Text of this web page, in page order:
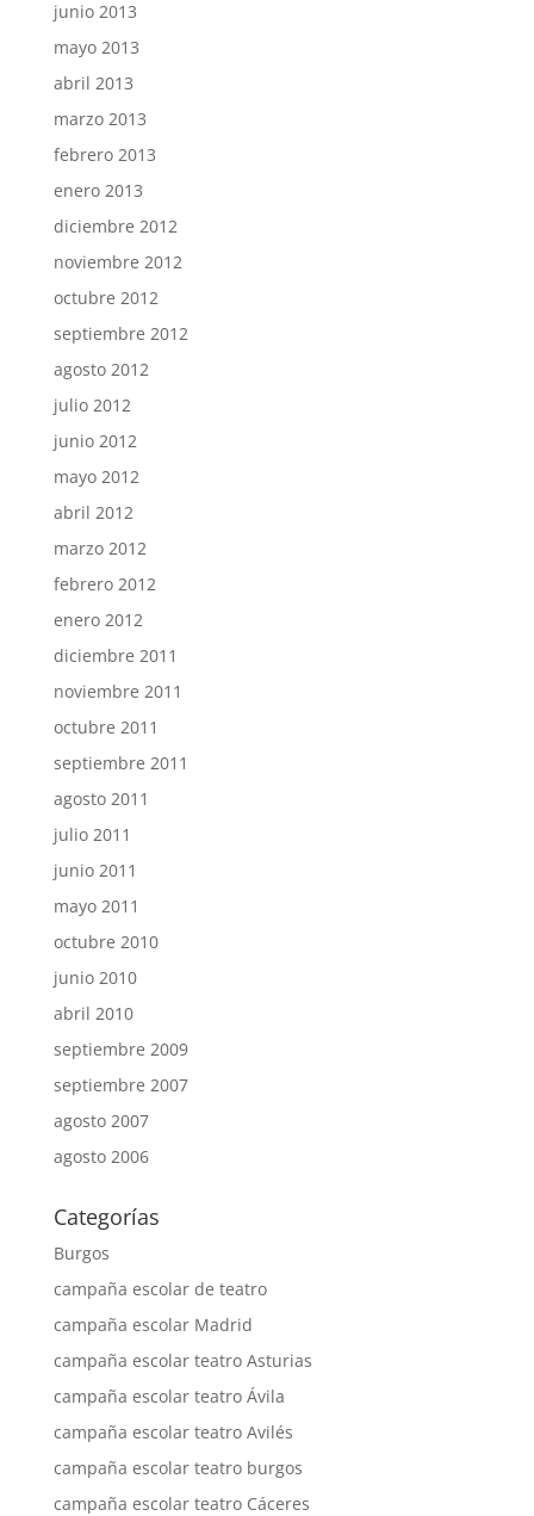
junio 2013
mayo 2013
abril 2013
marzo 2013
febrero 2013
enero 2013
diciembre 2012
noviembre 2012
octubre 2012
septiembre 2012
agosto 2012
julio 2012
junio 2012
mayo 2012
abril 2012
marzo 2012
febrero 2012
enero 2012
diciembre 2011
noviembre 2011
octubre 2011
septiembre 2011
agosto 2011
julio 2011
junio 2011
mayo 2011
octubre 2010
junio 2010
abril 2010
septiembre 2009
septiembre 2007
agosto 2007
agosto 2006
Categorías
Burgos
campaña escolar de teatro
campaña escolar Madrid
campaña escolar teatro Asturias
campaña escolar teatro Ávila
campaña escolar teatro Avilés
campaña escolar teatro burgos
campaña escolar teatro Cáceres